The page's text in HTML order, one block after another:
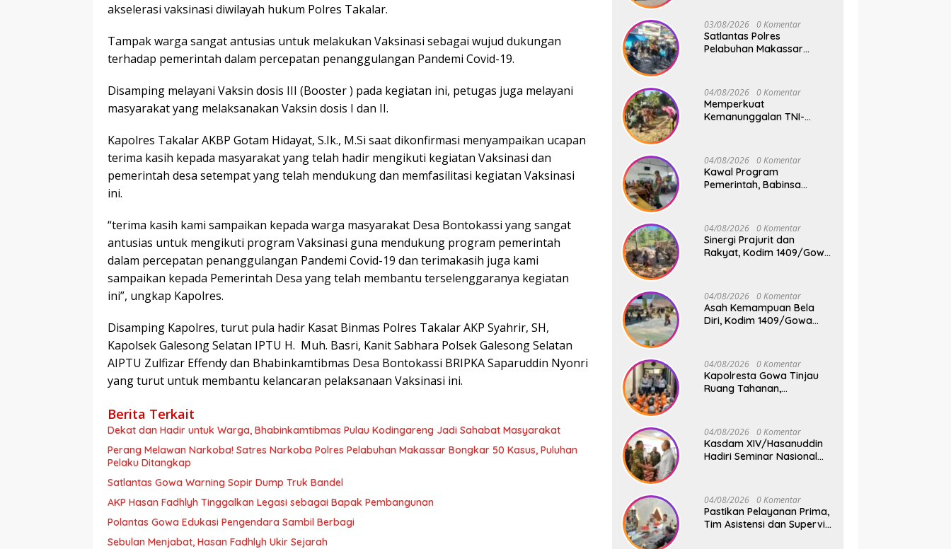
akselerasi vaksinasi diwilayah hukum Polres Takalar.
Tampak warga sangat antusias untuk melakukan Vaksinasi sebagai wujud dukungan
terhadap pemerintah dalam percepatan penanggulangan Pandemi Covid-19.
Disamping melayani Vaksin dosis III (Booster ) pada kegiatan ini, petugas juga melayani
masyarakat yang melaksanakan Vaksin dosis I dan II.
Kapolres Takalar AKBP Gotam Hidayat, S.Ik., M.Si saat dikonfirmasi menyampaikan ucapan
terima kasih kepada masyarakat yang telah hadir mengikuti kegiatan Vaksinasi dan
pemerintah desa setempat yang telah mendukung dan memfasilitasi kegiatan Vaksinasi
ini.
“terima kasih kami sampaikan kepada warga masyarakat Desa Bontokassi yang sangat
antusias untuk mengikuti program Vaksinasi guna mendukung program pemerintah
dalam percepatan penanggulangan Pandemi Covid-19 dan terimakasih juga kami
sampaikan kepada Pemerintah Desa yang telah membantu terselenggaranya kegiatan
ini”, ungkap Kapolres.
Disamping Kapolres, turut pula hadir Kasat Binmas Polres Takalar AKP Syahrir, SH,
Kapolsek Galesong Selatan IPTU H. Muh. Basri, Kanit Sabhara Polsek Galesong Selatan
AIPTU Zulfizar Effendy dan Bhabinkamtibmas Desa Bontokassi BRIPKA Saparuddin Nyonri
yang turut untuk membantu kelancaran pelaksanaan Vaksinasi ini.
Berita Terkait
Dekat dan Hadir untuk Warga, Bhabinkamtibmas Pulau Kodingareng Jadi Sahabat Masyarakat
Perang Melawan Narkoba! Satres Narkoba Polres Pelabuhan Makassar Bongkar 50 Kasus, Puluhan
Pelaku Ditangkap
Satlantas Gowa Warning Sopir Dump Truk Bandel
AKP Hasan Fadhlyh Tinggalkan Legasi sebagai Bapak Pembangunan
Polantas Gowa Edukasi Pengendara Sambil Berbagi
Sebulan Menjabat, Hasan Fadhlyh Ukir Sejarah
03/08/2026 0 Komentar
Satlantas Polres
Pelabuhan Makassar
Aman dan Lancar
04/08/2026 0 Komentar
Memperkuat
Kemanunggalan TNI-
Gelar Karya Bakti
Bersama Pemdes Jipang
04/08/2026 0 Komentar
Kawal Program
Pemerintah, Babinsa
Tetebatu Pantau
Penyaluran Makan Bergizi
Gratis di SD Inpres
Biringkaloro
04/08/2026 0 Komentar
Sinergi Prajurit dan
Rakyat, Kodim 1409/Gowa
V di Dua Lokasi Vital
04/08/2026 0 Komentar
Asah Kemampuan Bela
Diri, Kodim 1409/Gowa
Profesionalisme Prajurit
04/08/2026 0 Komentar
Kapolresta Gowa Tinjau
Ruang Tahanan,
04/08/2026 0 Komentar
Kasdam XIV/Hasanuddin
Hadiri Seminar Nasional
Desa
04/08/2026 0 Komentar
Pastikan Pelayanan Prima,
Tim Asistensi dan Supervisi